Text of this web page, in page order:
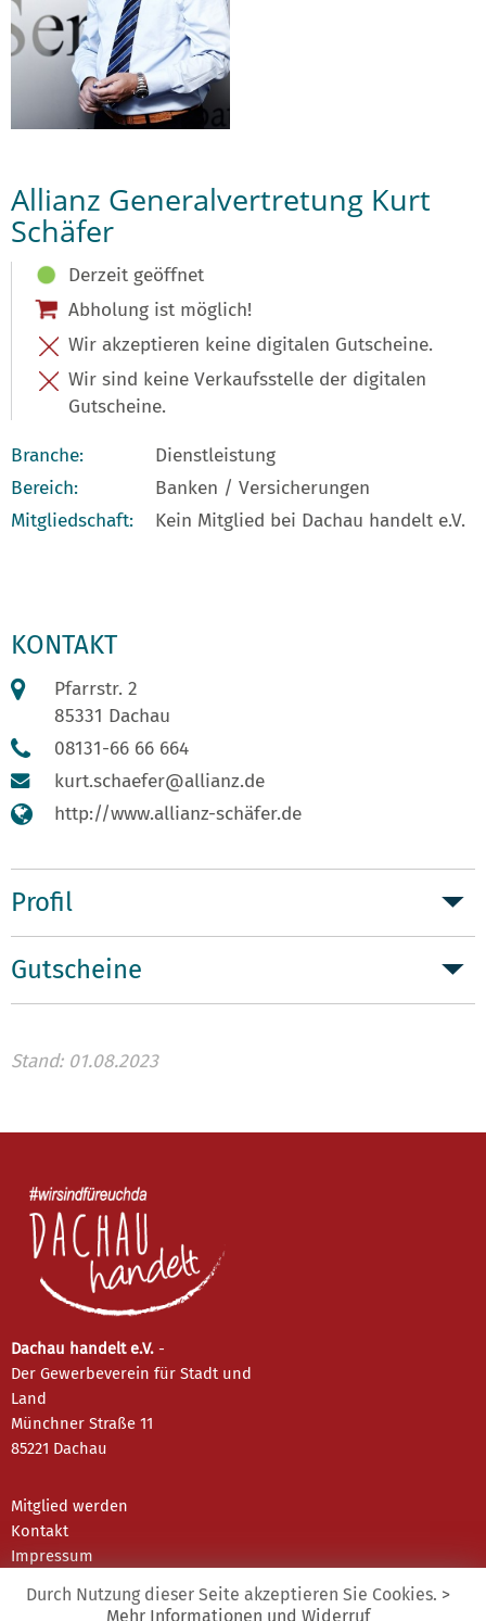
Allianz Generalvertretung Kurt
Schäfer
Derzeit geöffnet
Abholung ist möglich!
Wir akzeptieren keine digitalen Gutscheine.
Wir sind keine Verkaufsstelle der digitalen
Gutscheine.
Branche:
Dienstleistung
Bereich:
Banken / Versicherungen
Mitgliedschaft:
Kein Mitglied bei Dachau handelt e.V.
KONTAKT
Pfarrstr. 2
85331 Dachau
08131-66 66 664
kurt.schaefer@allianz.de
http://www.allianz-schäfer.de
Profil
Gutscheine
Stand: 01.08.2023
Dachau handelt e.V. -
Der Gewerbeverein für Stadt und
Land
Münchner Straße 11
85221 Dachau
Mitglied werden
Kontakt
Impressum
Durch Nutzung dieser Seite akzeptieren Sie Cookies. >
Mehr Informationen und Widerruf